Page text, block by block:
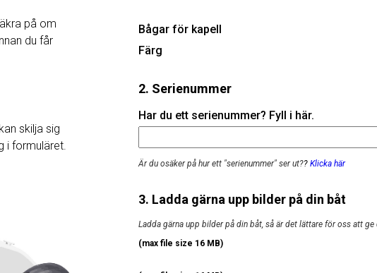
på om
du får
skilja sig
i formuläret.
Bågar för kapell
Färg
2. Serienummer
Har du ett serienummer? Fyll i här.
Är du osäker på hur ett "serienummer" ser ut?? Klicka här
3. Ladda gärna upp bilder på din båt
Ladda gärna upp bilder på din båt, så är det lättare för oss att
(max file size 16 MB)